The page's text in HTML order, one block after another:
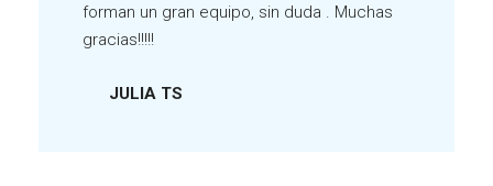
forman un gran equipo, sin duda . Muchas
gracias!!!!!
JULIA TS